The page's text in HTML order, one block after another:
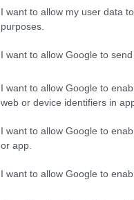
I want to allow my user data
purposes.
I want to allow Google to
I want to allow Google to
web or device identifiers in
I want to allow Google to
or app.
I want to allow Google to